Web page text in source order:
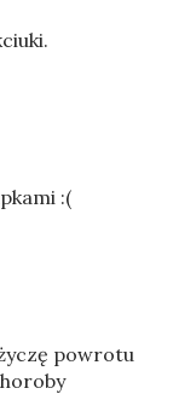
:(
powrotu